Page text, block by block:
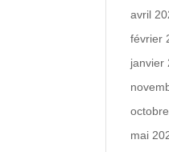
avril
février
janvier
mai